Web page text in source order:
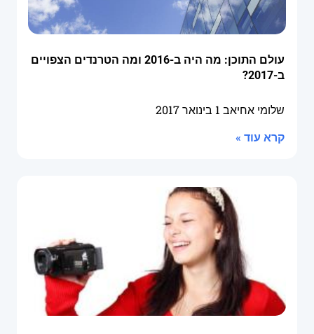
עולם התוכן: מה היה ב-2016 ומה הטרנדים הצפויים
ב-2017?
שלומי אחיאב 1 בינואר 2017
קרא עוד »